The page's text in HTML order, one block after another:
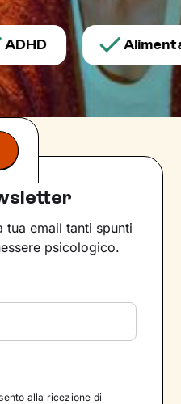
tua email tanti spunti
psicologico.
alla ricezione di